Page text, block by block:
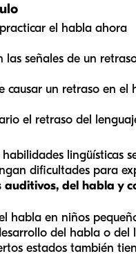
el habla ahora
las señales de un
causar un retraso en el
el retraso del
habilidades lingüísticas
dificultades para
auditivos, del habla y
habla en niños
del habla o del
estados también